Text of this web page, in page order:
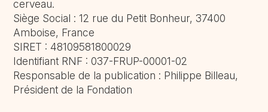
cerveau.
Siège Social : 12 rue du Petit Bonheur, 37400
Amboise, France
SIRET : 48109581800029
Identifiant RNF : 037-FRUP-00001-02
Responsable de la publication : Philippe Billeau,
Président de la Fondation